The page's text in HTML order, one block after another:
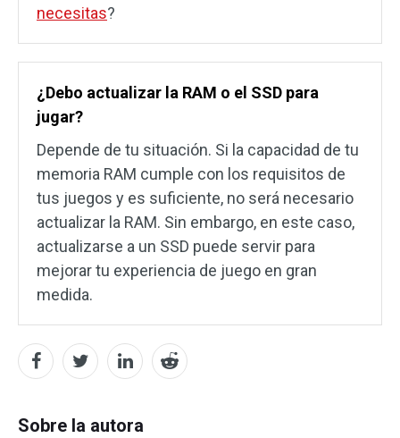
necesitas?
¿Debo actualizar la RAM o el SSD para
jugar?
Depende de tu situación. Si la capacidad de tu
memoria RAM cumple con los requisitos de
tus juegos y es suficiente, no será necesario
actualizar la RAM. Sin embargo, en este caso,
actualizarse a un SSD puede servir para
mejorar tu experiencia de juego en gran
medida.
Sobre la autora